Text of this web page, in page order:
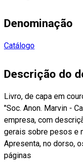
Denominação
Catálogo
Descrição do
Livro, de capa em
"Soc. Anon. Marvin -
empresa, com
gerais sobre pesos e
Apresenta, no dorso,
páginas